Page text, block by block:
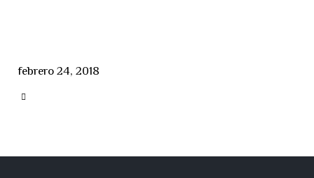
febrero 24, 2018
